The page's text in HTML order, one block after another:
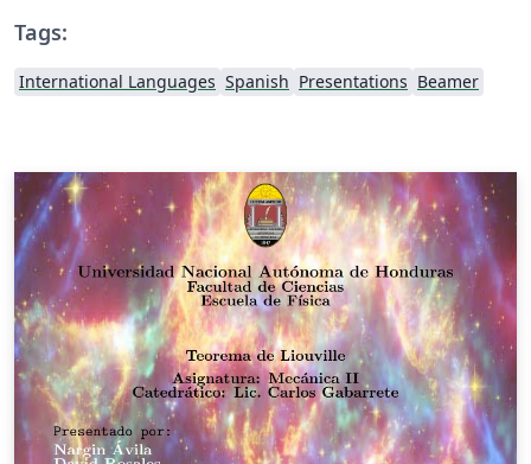
Tags:
International Languages Spanish Presentations Beamer